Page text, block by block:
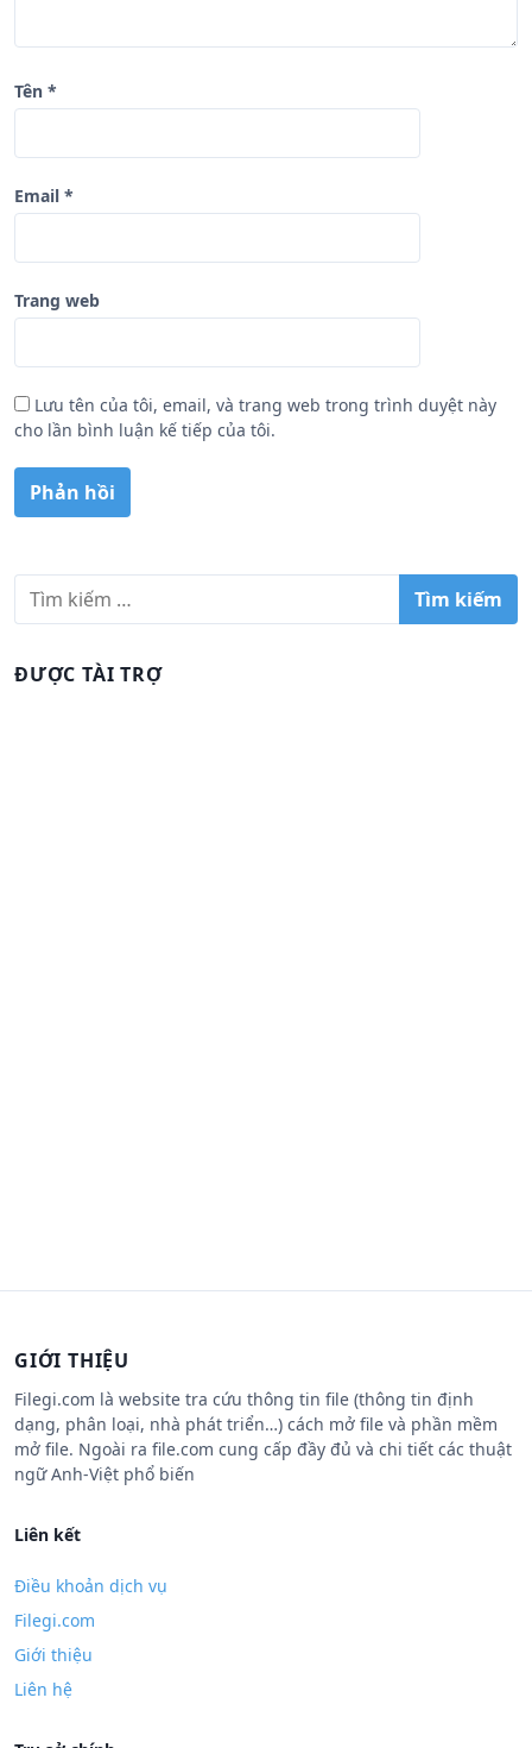
Tên *
Email *
Trang web
Lưu tên của tôi, email, và trang web trong trình duyệt này
cho lần bình luận kế tiếp của tôi.
iĐƯỢC TÀI TRỢ
GIỚI THIỆU
Filegi.com là website tra cứu thông tin file (thông tin định
dạng, phân loại, nhà phát triển…) cách mở file và phần mềm
mở file. Ngoài ra file.com cung cấp đầy đủ và chi tiết các thuật
ngữ Anh-Việt phổ biến
Liên kết
Điều khoản dịch vụ
Filegi.com
Giới thiệu
Liên hệ